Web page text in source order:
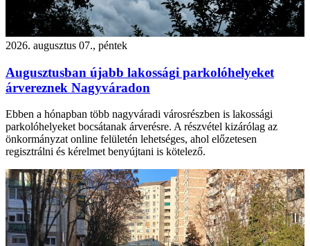
2026. augusztus 07., péntek
Augusztusban újabb lakossági parkolóhelyeket
árvereznek Nagyváradon
Ebben a hónapban több nagyváradi városrészben is lakossági
parkolóhelyeket bocsátanak árverésre. A részvétel kizárólag az
önkormányzat online felületén lehetséges, ahol előzetesen
regisztrálni és kérelmet benyújtani is kötelező.